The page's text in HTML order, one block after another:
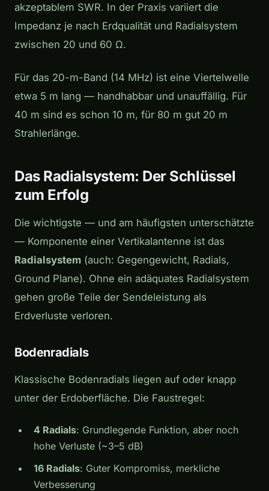
akzeptablem SWR. In der Praxis variiert die
Impedanz je nach Erdqualität und Radialsystem
zwischen 20 und 60 Ω.
Für das 20-m-Band (14 MHz) ist eine Viertelwelle
etwa 5 m lang — handhabbar und unauffällig. Für
40 m sind es schon 10 m, für 80 m gut 20 m
Strahlerlänge.
Das Radialsystem: Der Schlüssel
zum Erfolg
Die wichtigste — und am häufigsten unterschätzte
— Komponente einer Vertikalantenne ist das
Radialsystem (auch: Gegengewicht, Radials,
Ground Plane). Ohne ein adäquates Radialsystem
gehen große Teile der Sendeleistung als
Erdverluste verloren.
Bodenradials
Klassische Bodenradials liegen auf oder knapp
unter der Erdoberfläche. Die Faustregel:
4 Radials: Grundlegende Funktion, aber noch
hohe Verluste (~3–5 dB)
16 Radials: Guter Kompromiss, merkliche
Verbesserung